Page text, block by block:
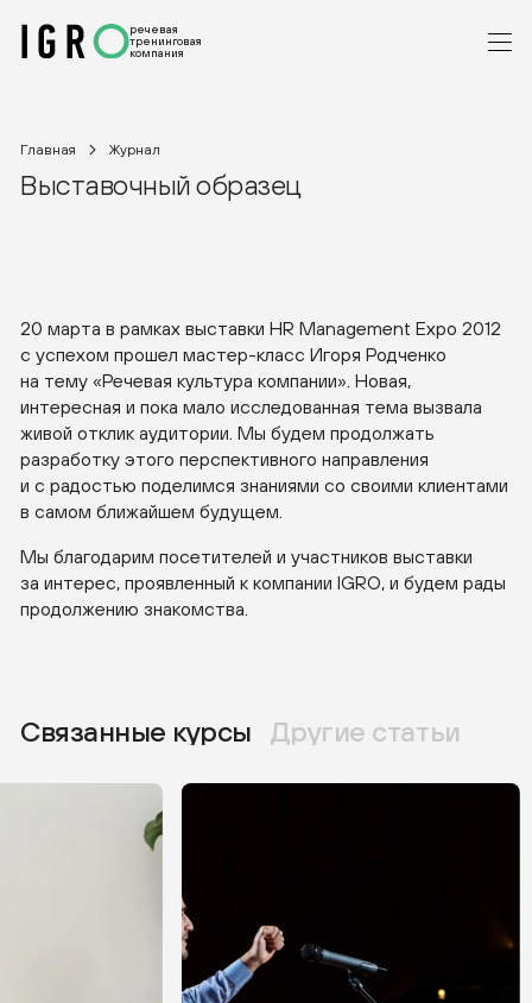
речевая
тренинговая
компания
Главная Журнал
Выставочный образец
20 марта в рамках выставки HR Management Expo 2012
с успехом прошел мастер-класс Игоря Родченко
на тему «Речевая культура компании». Новая,
интересная и пока мало исследованная тема вызвала
живой отклик аудитории. Мы будем продолжать
разработку этого перспективного направления
и с радостью поделимся знаниями со своими клиентами
в самом ближайшем будущем.
Мы благодарим посетителей и участников выставки
за интерес, проявленный к компании IGRO, и будем рады
продолжению знакомства.
Связанные курсы Другие статьи